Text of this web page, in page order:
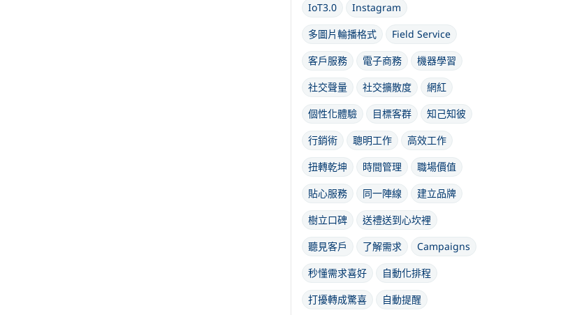
IoT3.0
Instagram
多圖片輪播格式
Field Service
客戶服務
電子商務
機器學習
社交聲量
社交擴散度
網紅
個性化體驗
目標客群
知己知彼
行銷術
聰明工作
高效工作
扭轉乾坤
時間管理
職場價值
貼心服務
同一陣線
建立品牌
樹立口碑
送禮送到心坎裡
聽見客戶
了解需求
Campaigns
秒懂需求喜好
自動化排程
打擾轉成驚喜
自動提醒